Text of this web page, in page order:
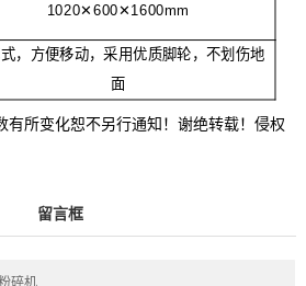
1020✕600✕1600mm
，方便移动，采用优质脚轮，不划伤地
面
有所变化恕不另行通知！谢绝转载！侵权
留言框